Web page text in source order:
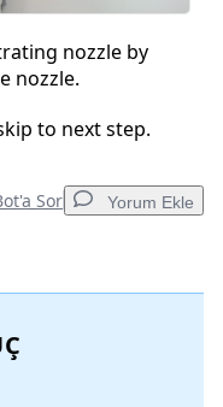
nozzle by
nozzle.
to next step.
Sor Yorum Ekle